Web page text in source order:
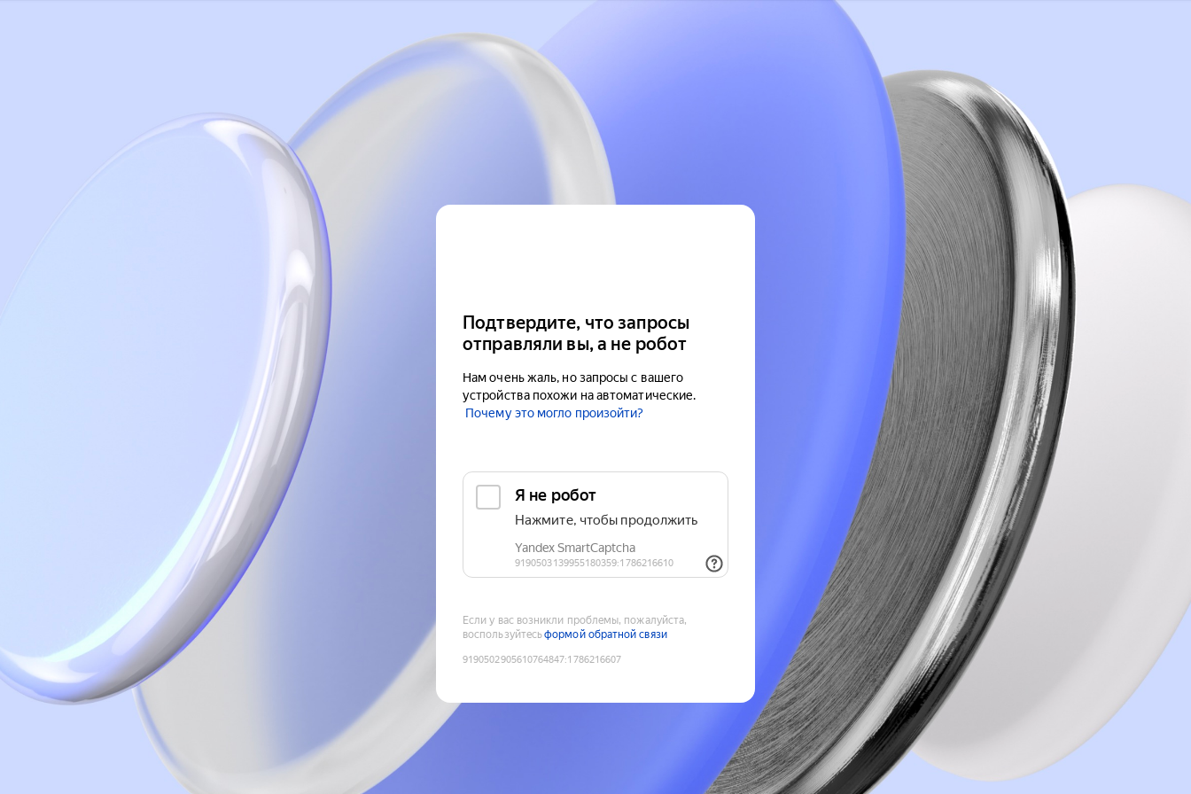
Подтвердите, что запросы
отправляли вы, а не робот
Нам очень жаль, но запросы с вашего
устройства похожи на автоматические.
Почему это могло произойти?
Если у вас возникли проблемы, пожалуйста,
воспользуйтесьформой обратной связи
9190502905610764847:1786216607